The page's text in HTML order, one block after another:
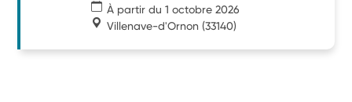
À partir du 1 octobre 2026
Villenave-d'Ornon (33140)